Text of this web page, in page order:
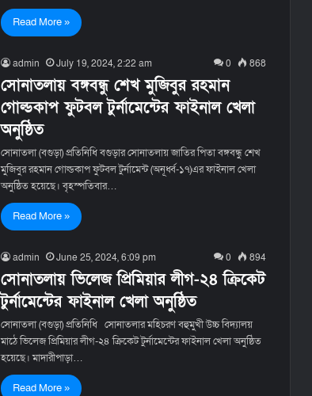
Read More »
admin July 19, 2024, 2:22 am 0 868
সোনাতলায় বঙ্গবন্ধু শেখ মুজিবুর রহমান
গোল্ডকাপ ফুটবল টুর্নামেন্টের ফাইনাল খেলা
অনুষ্ঠিত
সোনাতলা (বগুড়া) প্রতিনিধি বগুড়ার সোনাতলায় জাতির পিতা বঙ্গবন্ধু শেখ
মুজিবুর রহমান গোল্ডকাপ ফুটবল টুর্নামেন্ট (অনূর্ধ্ব-১৭)এর ফাইনাল খেলা
অনুষ্ঠিত হয়েছে। বৃহস্পতিবার…
Read More »
admin June 25, 2024, 6:09 pm 0 894
সোনাতলায় ভিলেজ প্রিমিয়ার লীগ-২৪ ক্রিকেট
টুর্নামেন্টের ফাইনাল খেলা অনুষ্ঠিত
সোনাতলা (বগুড়া) প্রতিনিধি সোনাতলার মহিচরণ বহুমুখী উচ্চ বিদ্যালয়
মাঠে ভিলেজ প্রিমিয়ার লীগ-২৪ ক্রিকেট টুর্নামেন্টের ফাইনাল খেলা অনুষ্ঠিত
হয়েছে। মাদারীপাড়া…
Read More »